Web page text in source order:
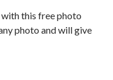
this free photo
photo and will give